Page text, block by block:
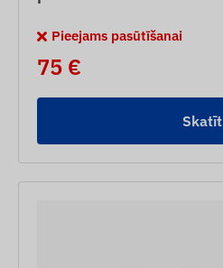
Pieejams pasūtīšanai
75 €
Skatīt